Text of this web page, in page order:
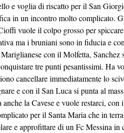
e voglia di riscatto per il San
in un incontro molto complicato.
vuole il colpo grosso per
ma i bruniani sono in fiducia e
con il Molfetta, Sanchez
tre punti pesantissimi. Ha
cancellare immediatamente lo
e con il San Luca si punta al
la Cavese e vuole restarci, con
per il Santa Maria che in
e approfittare di un Fc Messina